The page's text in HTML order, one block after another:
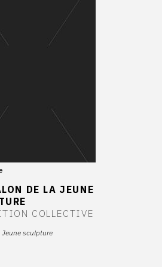
DE LA JEUNE
COLLECTIVE
sculpture